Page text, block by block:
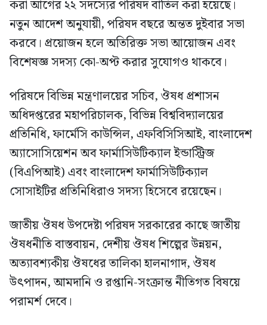
করা আগের ২২ সদস্যের পরিষদ বাতিল করা হয়েছে।
নতুন আদেশ অনুযায়ী, পরিষদ বছরে অন্তত দুইবার সভা
করবে। প্রয়োজন হলে অতিরিক্ত সভা আয়োজন এবং
বিশেষজ্ঞ সদস্য কো-অপ্ট করার সুযোগও থাকবে।
পরিষদে বিভিন্ন মন্ত্রণালয়ের সচিব, ঔষধ প্রশাসন
অধিদপ্তরের মহাপরিচালক, বিভিন্ন বিশ্ববিদ্যালয়ের
প্রতিনিধি, ফার্মেসি কাউন্সিল, এফবিসিসিআই, বাংলাদেশ
অ্যাসোসিয়েশন অব ফার্মাসিউটিক্যাল ইন্ডাস্ট্রিজ
(বিএপিআই) এবং বাংলাদেশ ফার্মাসিউটিক্যাল
সোসাইটির প্রতিনিধিরাও সদস্য হিসেবে রয়েছেন।
জাতীয় ঔষধ উপদেষ্টা পরিষদ সরকারের কাছে জাতীয়
ঔষধনীতি বাস্তবায়ন, দেশীয় ঔষধ শিল্পের উন্নয়ন,
অত্যাবশ্যকীয় ঔষধের তালিকা হালনাগাদ, ঔষধ
উৎপাদন, আমদানি ও রপ্তানি-সংক্রান্ত নীতিগত বিষয়ে
পরামর্শ দেবে।